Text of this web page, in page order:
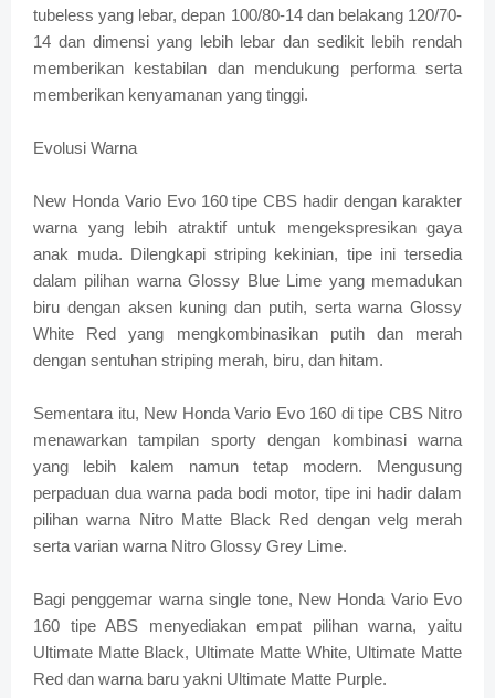
tubeless yang lebar, depan 100/80-14 dan belakang 120/70-
14 dan dimensi yang lebih lebar dan sedikit lebih rendah
memberikan kestabilan dan mendukung performa serta
memberikan kenyamanan yang tinggi.
Evolusi Warna
New Honda Vario Evo 160 tipe CBS hadir dengan karakter
warna yang lebih atraktif untuk mengekspresikan gaya
anak muda. Dilengkapi striping kekinian, tipe ini tersedia
dalam pilihan warna Glossy Blue Lime yang memadukan
biru dengan aksen kuning dan putih, serta warna Glossy
White Red yang mengkombinasikan putih dan merah
dengan sentuhan striping merah, biru, dan hitam.
Sementara itu, New Honda Vario Evo 160 di tipe CBS Nitro
menawarkan tampilan sporty dengan kombinasi warna
yang lebih kalem namun tetap modern. Mengusung
perpaduan dua warna pada bodi motor, tipe ini hadir dalam
pilihan warna Nitro Matte Black Red dengan velg merah
serta varian warna Nitro Glossy Grey Lime.
Bagi penggemar warna single tone, New Honda Vario Evo
160 tipe ABS menyediakan empat pilihan warna, yaitu
Ultimate Matte Black, Ultimate Matte White, Ultimate Matte
Red dan warna baru yakni Ultimate Matte Purple.